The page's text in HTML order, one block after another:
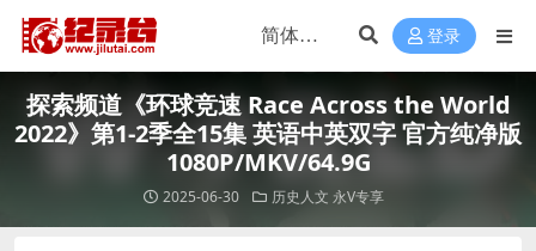
登录
探索频道《环球竞速 Race Across the World
2022》第1-2季全15集 英语中英双字 官方纯净版
1080P/MKV/64.9G
2025-06-30 历史人文 永V专享